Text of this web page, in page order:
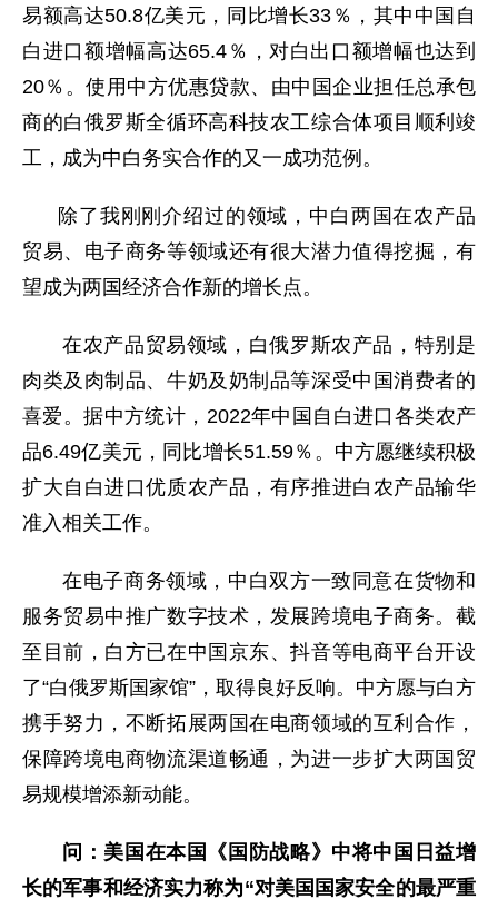
易额高达50.8亿美元，同比增长33％，其中中国自
白进口额增幅高达65.4％，对白出口额增幅也达到
20％。使用中方优惠贷款、由中国企业担任总承包
商的白俄罗斯全循环高科技农工综合体项目顺利竣
工，成为中白务实合作的又一成功范例。
除了我刚刚介绍过的领域，中白两国在农产品
贸易、电子商务等领域还有很大潜力值得挖掘，有
望成为两国经济合作新的增长点。
在农产品贸易领域，白俄罗斯农产品，特别是
肉类及肉制品、牛奶及奶制品等深受中国消费者的
喜爱。据中方统计，2022年中国自白进口各类农产
品6.49亿美元，同比增长51.59％。中方愿继续积极
扩大自白进口优质农产品，有序推进白农产品输华
准入相关工作。
在电子商务领域，中白双方一致同意在货物和
服务贸易中推广数字技术，发展跨境电子商务。截
至目前，白方已在中国京东、抖音等电商平台开设
了“白俄罗斯国家馆”，取得良好反响。中方愿与白方
携手努力，不断拓展两国在电商领域的互利合作，
保障跨境电商物流渠道畅通，为进一步扩大两国贸
易规模增添新动能。
问：美国在本国《国防战略》中将中国日益增
长的军事和经济实力称为“对美国国家安全的最严重